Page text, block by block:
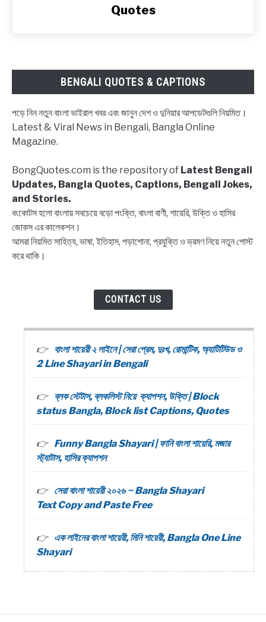
Bangla,
Block
list
Quotes
Quotes
BENGALI QUOTES & CAPTIONS
পড়ে নিন নতুন বাংলা ভাইরাল খবর এবং জানুন দেশ ও দুনিয়ার আপডেটগুলি নিয়মিত।
Latest & Viral News in Bengali, Bangla Online
Magazine.
BongQuotes.com is the repository of Latest Bengali
Updates, Bangla Quotes, Captions, Bengali Jokes,
and Stories.
বংকোটস হলো বাংলায় সবচেয়ে বড়ো পংক্তি, বাংলা বাণী, শায়েরি, উক্তি ও হাসির
জোকস এর কালেকশন।
আমরা নিয়মিত সাহিত্য, ভাষা, ইতিহাস, পড়াশোনা, প্রযুক্তি ও ভ্রমণ নিয়ে নতুন পোস্ট
করে থাকি।
CONTACT US
বাংলা শায়েরী ২ লাইনে | সেরা প্রেম, দুঃখ, রোমান্টিক, অ্যাটিটিউড ও
2 Line Shayari in Bengali
ব্লক স্টেটাস, ব্লকলিস্ট নিয়ে ক্যাপশন, উক্তি | Block
status Bangla, Block list Captions, Quotes
Funny Bangla Shayari | ফানি বাংলা শায়েরি, মজার
স্ট্যাটাস, হাসির ক্যাপশন
সেরা বাংলা শায়েরী ২০২৬ ~ Bangla Shayari
Text Copy and Paste Free
এক লাইনের বাংলা শায়েরী, মিনি শায়েরী, Bangla One Line
Shayari